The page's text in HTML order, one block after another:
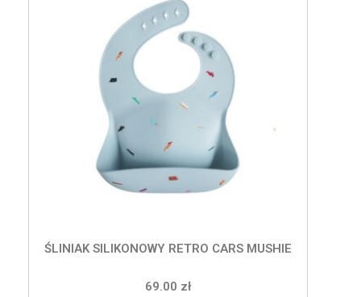
ŚLINIAK SILIKONOWY RETRO CARS MUSHIE
69.00 zł